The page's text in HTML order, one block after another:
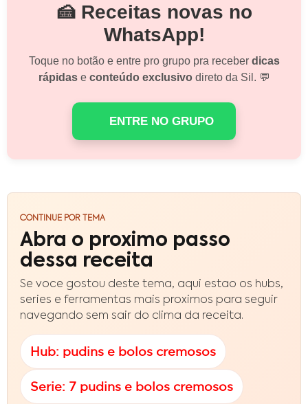
🍰 Receitas novas no
WhatsApp!
Toque no botão e entre pro grupo pra receber dicas
rápidase conteúdo exclusivodireto da Sil. 💬
ENTRE NO GRUPO
CONTINUE POR TEMA
Abra o proximo passo
dessa receita
Se voce gostou deste tema, aqui estao os hubs,
series e ferramentas mais proximos para seguir
navegando sem sair do clima da receita.
Hub: pudins e bolos cremosos
Serie: 7 pudins e bolos cremosos